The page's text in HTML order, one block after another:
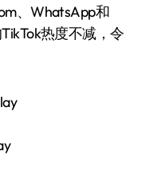
、WhatsApp和
热度不减，令